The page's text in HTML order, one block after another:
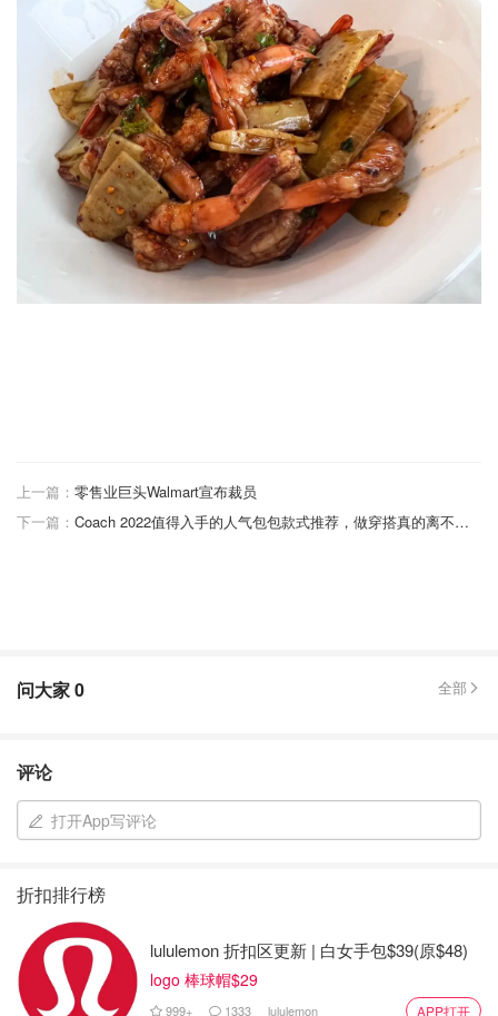
上一篇： 零售业巨头Walmart宣布裁员
下一篇：
Coach 2022值得入手的人气包包款式推荐，做穿搭真的离不开Coach！
问大家0 全部
评论
打开App写评论
折扣排行榜
lululemon 折扣区更新 | 白女手包$39(原$48)
logo 棒球帽$29
999+ 1333 lululemon APP打开